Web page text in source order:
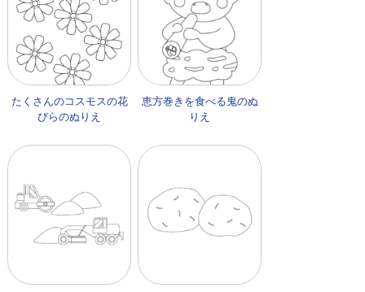
たくさんのコスモスの花
びらのぬりえ
恵方巻きを食べる鬼のぬ
りえ